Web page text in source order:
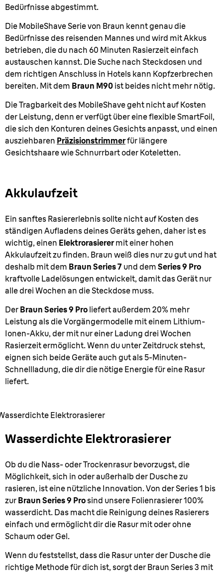
Bedürfnisse abgestimmt.
Die MobileShave Serie von Braun kennt genau die
Bedürfnisse des reisenden Mannes und wird mit Akkus
betrieben, die du nach 60 Minuten Rasierzeit einfach
austauschen kannst. Die Suche nach Steckdosen und
dem richtigen Anschluss in Hotels kann Kopfzerbrechen
bereiten. Mit dem Braun M90 ist beides nicht mehr nötig.
Die Tragbarkeit des MobileShave geht nicht auf Kosten
der Leistung, denn er verfügt über eine flexible SmartFoil,
die sich den Konturen deines Gesichts anpasst, und einen
ausziehbaren Präzisionstrimmerfür längere
Gesichtshaare wie Schnurrbart oder Koteletten.
Akkulaufzeit
Ein sanftes Rasiererlebnis sollte nicht auf Kosten des
ständigen Aufladens deines Geräts gehen, daher ist es
wichtig, einen Elektrorasierermit einer hohen
Akkulaufzeit zu finden. Braun weiß dies nur zu gut und hat
deshalb mit dem Braun Series 7 und dem Series 9 Pro
kraftvolle Ladelösungen entwickelt, damit das Gerät nur
alle drei Wochen an die Steckdose muss.
Der Braun Series 9 Pro liefert außerdem 20% mehr
Leistung als die Vorgängermodelle mit einem Lithium-
Ionen-Akku, der mit nur einer Ladung drei Wochen
Rasierzeit ermöglicht. Wenn du unter Zeitdruck stehst,
eignen sich beide Geräte auch gut als 5-Minuten-
Schnellladung, die dir die nötige Energie für eine Rasur
liefert.
Elektrorasierer
Wasserdichte Elektrorasierer
Ob du die Nass- oder Trockenrasur bevorzugst, die
Möglichkeit, sich in oder außerhalb der Dusche zu
rasieren, ist eine nützliche Innovation. Von der Series 1 bis
zur Braun Series 9 Pro sind unsere Folienrasierer 100%
wasserdicht. Das macht die Reinigung deines Rasierers
einfach und ermöglicht dir die Rasur mit oder ohne
Schaum oder Gel.
Wenn du feststellst, dass die Rasur unter der Dusche die
richtige Methode für dich ist, sorgt der Braun Series 3 mit